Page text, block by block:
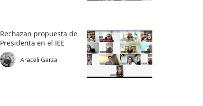
Rechazan propuesta de
Presidenta en el IEE
Araceli Garza